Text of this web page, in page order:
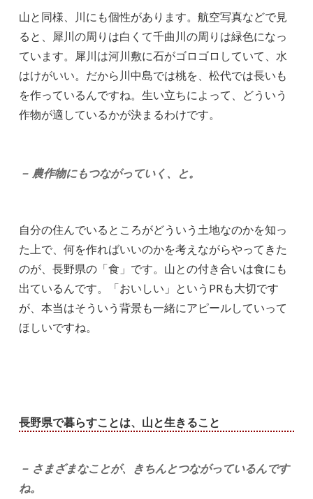
山と同様、川にも個性があります。航空写真などで見
ると、犀川の周りは白くて千曲川の周りは緑色になっ
ています。犀川は河川敷に石がゴロゴロしていて、水
はけがいい。だから川中島では桃を、松代では長いも
を作っているんですね。生い立ちによって、どういう
作物が適しているかが決まるわけです。
－ 農作物にもつながっていく、と。
自分の住んでいるところがどういう土地なのかを知っ
た上で、何を作ればいいのかを考えながらやってきた
のが、長野県の「食」です。山との付き合いは食にも
出ているんです。「おいしい」というPRも大切です
が、本当はそういう背景も一緒にアピールしていって
ほしいですね。
長野県で暮らすことは、山と生きること
－ さまざまなことが、きちんとつながっているんです
ね。